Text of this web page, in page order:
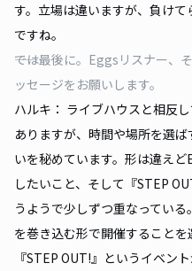
す。立場は違いますが、負け
ですね。
――では最後に。Eggsリスナー
ッセージをお願いします。
ハルキ： ライブハウスと相反
ありますが、時間や場所を選
いを秘めています。形は違え
したいこと、そして『STEP
うようで少しずつ重なってい
を巻き込む形で開催することを
『STEP OUT!』というイベン